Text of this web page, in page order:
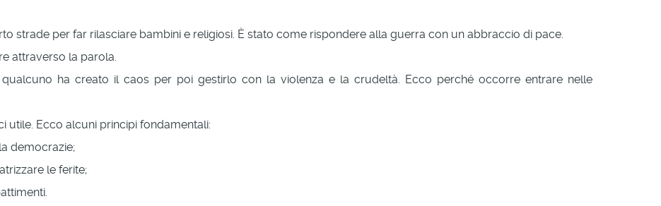
strade per far rilasciare bambini e religiosi. È stato come rispondere alla guerra con un abbraccio di pace.
attraverso la parola.
ha creato il caos per poi gestirlo con la violenza e la crudeltà. Ecco perché occorre entrare nelle
utile. Ecco alcuni principi fondamentali:
democrazie;
le ferite;